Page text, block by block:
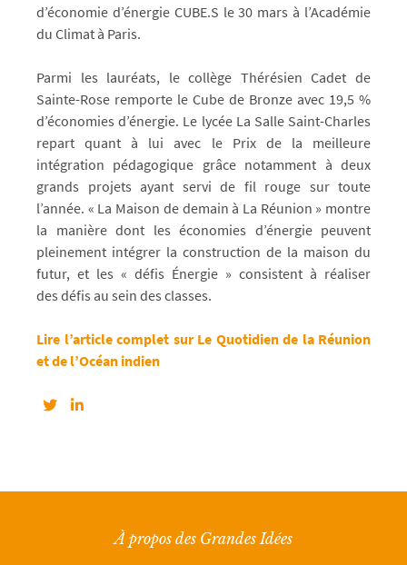
d’économie d’énergie CUBE.S le 30 mars à l’Académie
du Climat à Paris.
Parmi les lauréats, le collège Thérésien Cadet de
Sainte-Rose remporte le Cube de Bronze avec 19,5 %
d’économies d’énergie. Le lycée La Salle Saint-Charles
repart quant à lui avec le Prix de la meilleure
intégration pédagogique grâce notamment à deux
grands projets ayant servi de fil rouge sur toute
l’année. « La Maison de demain à La Réunion » montre
la manière dont les économies d’énergie peuvent
pleinement intégrer la construction de la maison du
futur, et les « défis Énergie » consistent à réaliser
des défis au sein des classes.
Lire l’article complet sur Le Quotidien de la Réunion
et de l’Océan indien
À propos des Grandes Idées